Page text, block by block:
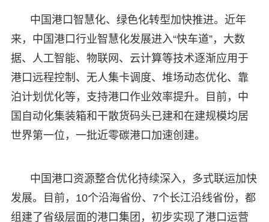
中国港口智慧化、绿色化转型加快推进。近年
来，中国港口行业智慧化发展进入“快车道”，大数
据、人工智能、物联网、云计算等技术逐渐应用于
港口远程控制、无人集卡调度、堆场动态优化、靠
泊计划优化等，支持港口作业效率提升。目前，中
国自动化集装箱和干散货码头已建和在建规模均居
世界第一位，一批近零碳港口加速创建。
中国港口资源整合优化持续深入，多式联运加快
发展。目前，10个沿海省份、7个长江沿线省份，都
组建了省级层面的港口集团，初步实现了港口运营